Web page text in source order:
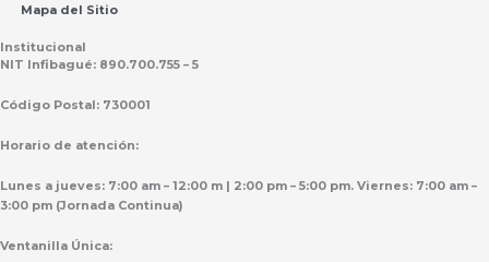
Mapa del Sitio
Institucional
NIT Infibagué: 890.700.755 – 5
Código Postal: 730001
Horario de atención:
Lunes a jueves: 7:00 am – 12:00 m | 2:00 pm – 5:00 pm. Viernes: 7:00 am –
3:00 pm (Jornada Continua)
Ventanilla Única: